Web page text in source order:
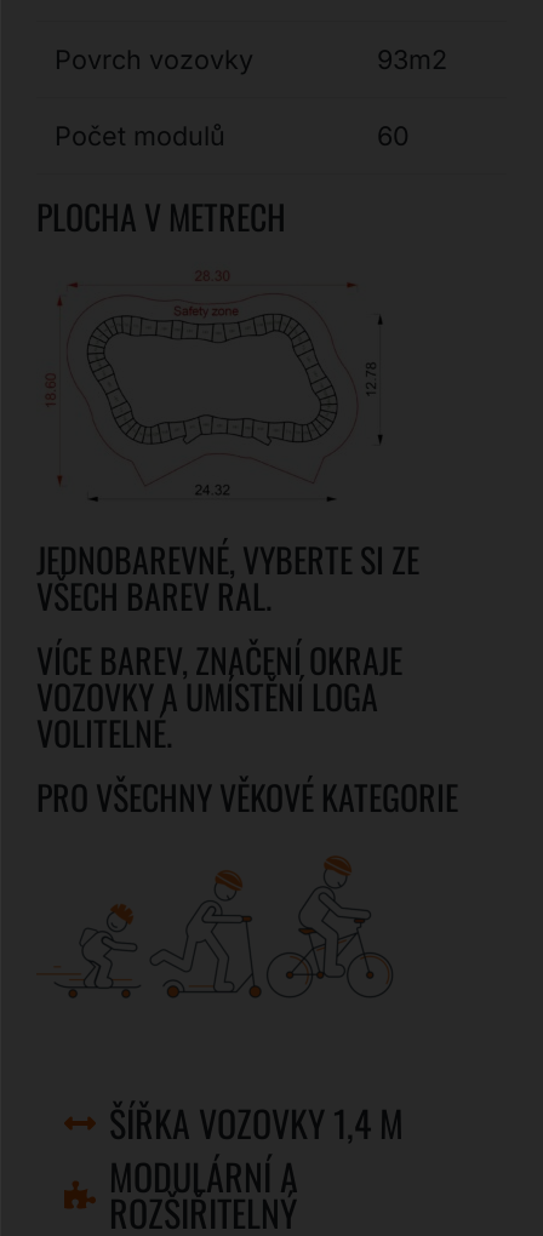
Povrch vozovky 93m2
Počet modulů 60
PLOCHA V METRECH
JEDNOBAREVNÉ, VYBERTE SI ZE
VŠECH BAREV RAL.
VÍCE BAREV, ZNAČENÍ OKRAJE
VOZOVKY A UMÍSTĚNÍ LOGA
VOLITELNÉ.
PRO VŠECHNY VĚKOVÉ KATEGORIE
ŠÍŘKA VOZOVKY 1,4 M
MODULÁRNÍ A
ROZŠIŘITELNÝ